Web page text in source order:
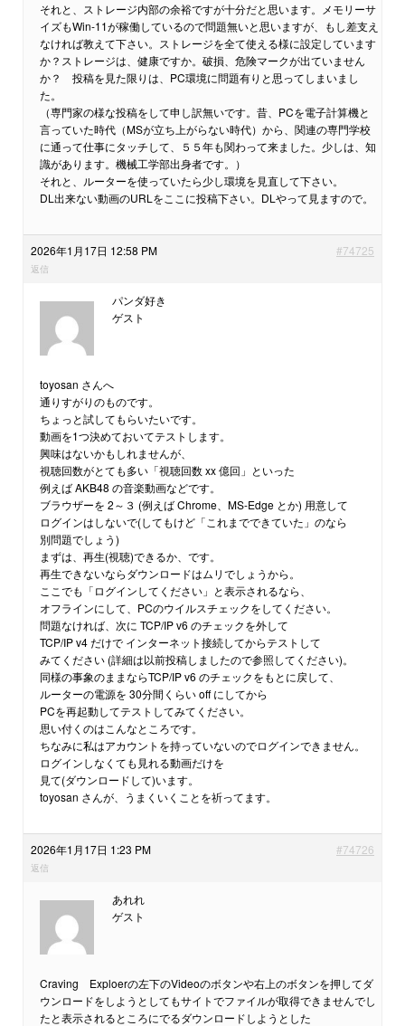
それと、ストレージ内部の余裕ですが十分だと思います。メモリーサ
イズもWin-11が稼働しているので問題無いと思いますが、もし差支え
なければ教えて下さい。ストレージを全て使える様に設定しています
か？ストレージは、健康ですか。破損、危険マークが出ていません
か？ 投稿を見た限りは、PC環境に問題有りと思ってしまいまし
た。
（専門家の様な投稿をして申し訳無いです。昔、PCを電子計算機と
言っていた時代（MSが立ち上がらない時代）から、関連の専門学校
に通って仕事にタッチして、５５年も関わって来ました。少しは、知
識があります。機械工学部出身者です。）
それと、ルーターを使っていたら少し環境を見直して下さい。
DL出来ない動画のURLをここに投稿下さい。DLやって見ますので。
2026年1月17日 12:58 PM #74725
返信
パンダ好き
ゲスト
toyosan さんへ
通りすがりのものです。
ちょっと試してもらいたいです。
動画を1つ決めておいてテストします。
興味はないかもしれませんが、
視聴回数がとても多い「視聴回数 xx 億回」といった
例えば AKB48 の音楽動画などです。
ブラウザーを 2～３ (例えば Chrome、MS-Edge とか) 用意して
ログインはしないで(してもけど「これまでできていた」のなら
別問題でしょう)
まずは、再生(視聴)できるか、です。
再生できないならダウンロードはムリでしょうから。
ここでも「ログインしてください」と表示されるなら、
オフラインにして、PCのウイルスチェックをしてください。
問題なければ、次に TCP/IP v6 のチェックを外して
TCP/IP v4 だけで インターネット接続してからテストして
みてください (詳細は以前投稿しましたので参照してください)。
同様の事象のままならTCP/IP v6 のチェックをもとに戻して、
ルーターの電源を 30分間くらい off にしてから
PCを再起動してテストしてみてください。
思い付くのはこんなところです。
ちなみに私はアカウントを持っていないのでログインできません。
ログインしなくても見れる動画だけを
見て(ダウンロードして)います。
toyosan さんが、うまくいくことを祈ってます。
2026年1月17日 1:23 PM #74726
返信
あれれ
ゲスト
Craving Exploerの左下のVideoのボタンや右上のボタンを押してダ
ウンロードをしようとしてもサイトでファイルが取得できませんでし
たと表示されるところにでるダウンロードしようとした